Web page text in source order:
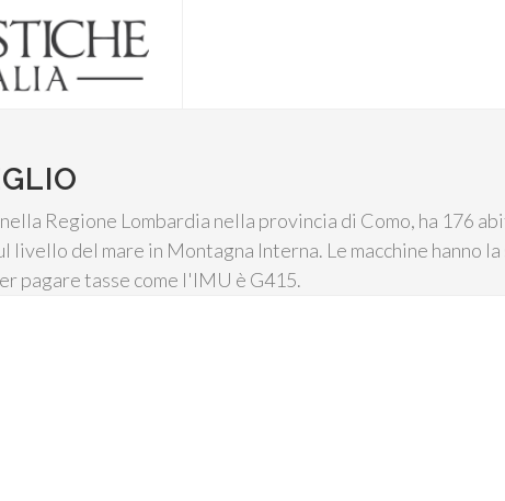
Regione Lombardia nella provincia di Como, ha 176
del mare in Montagna Interna. Le macchine hanno
pagare tasse come l'IMU è G415.